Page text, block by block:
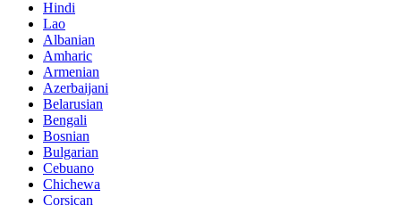
Hindi
Lao
Albanian
Amharic
Armenian
Azerbaijani
Belarusian
Bengali
Bosnian
Bulgarian
Cebuano
Chichewa
Corsican